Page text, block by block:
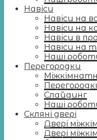
Навіси
Навіси на
Навіси на
Навіси в
Навіси на
Наші
Перегородки
Слайдинг
Наші
Скляні двері
Двері
Двері